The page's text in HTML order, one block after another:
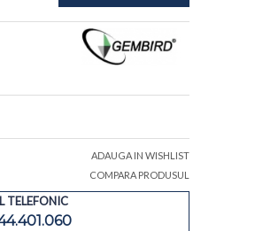
ADAUGA IN WISHLIST
COMPARA PRODUSUL
TELEFONIC